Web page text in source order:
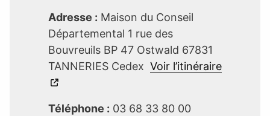
Adresse : Maison du Conseil
Départemental 1 rue des
Bouvreuils BP 47 Ostwald 67831
TANNERIES Cedex Voir l’itinéraire
Téléphone : 03 68 33 80 00